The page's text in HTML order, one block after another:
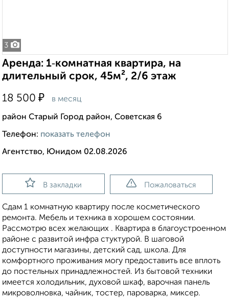
3
Аренда: 1‑комнатная квартира, на
длительный срок, 45м², 2/6 этаж
18 500 ₽ в месяц
район Старый Город район, Советская 6
Телефон: показать телефон
Агентство, Юнидом 02.08.2026
В закладки Пожаловаться
Сдам 1 комнатную квартиру после косметического
ремонта. Мебель и техника в хорошем состоянии.
Рассмотрю всех желающих . Квартира в благоустроенном
районе с развитой инфра стуктурой. В шаговой
доступности магазины, детский сад, школа. Для
комфортного проживания могу предоставить все вплоть
до постельных принадлежностей. Из бытовой техники
имеется холодильник, духовой шкаф, варочная панель
микроволновка, чайник, тостер, пароварка, миксер.